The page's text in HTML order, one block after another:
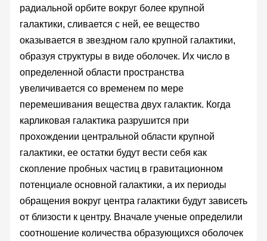
радиальной орбите вокруг более крупной
галактики, сливается с ней, ее вещество
оказывается в звездном гало крупной галактики,
образуя структуры в виде оболочек. Их число в
определенной области пространства
увеличивается со временем по мере
перемешивания вещества двух галактик. Когда
карликовая галактика разрушится при
прохождении центральной области крупной
галактики, ее остатки будут вести себя как
скопление пробных частиц в гравитационном
потенциале основной галактики, а их периоды
обращения вокруг центра галактики будут зависеть
от близости к центру. Вначале ученые определили
соотношение количества образующихся оболочек